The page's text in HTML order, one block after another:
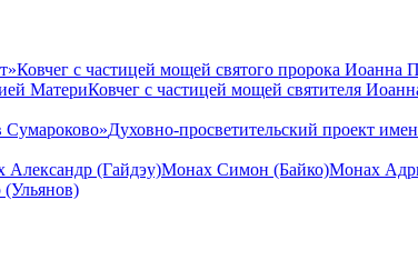
Ковчег с частицей мощей святого пророка Иоанна
МатериКовчег с частицей мощей святителя
Сумароково»Духовно-просветительский проект
Александр (Гайдэу)Монах Симон (Байко)Монах